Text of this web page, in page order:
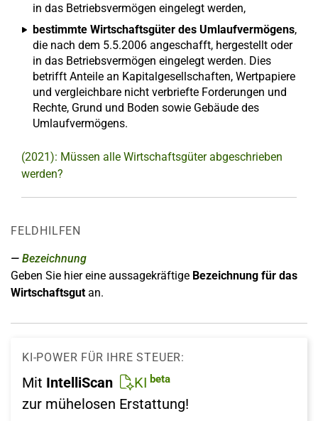
in das Betriebsvermögen eingelegt werden,
bestimmte Wirtschaftsgüter des Umlaufvermögens,
die nach dem 5.5.2006 angeschafft, hergestellt oder
in das Betriebsvermögen eingelegt werden. Dies
betrifft Anteile an Kapitalgesellschaften, Wertpapiere
und vergleichbare nicht verbriefte Forderungen und
Rechte, Grund und Boden sowie Gebäude des
Umlaufvermögens.
(2021): Müssen alle Wirtschaftsgüter abgeschrieben
werden?
FELDHILFEN
Bezeichnung
Geben Sie hier eine aussagekräftige Bezeichnung für das
Wirtschaftsgutan.
KI-POWER FÜR IHRE STEUER:
Mit IntelliScan KI beta
zur mühelosen Erstattung!